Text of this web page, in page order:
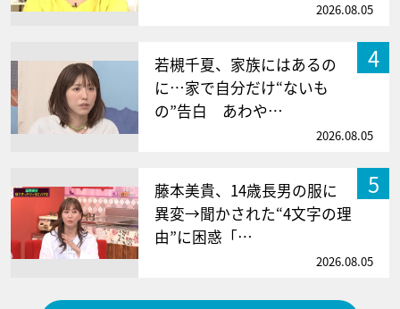
2026.08.05
4
若槻千夏、家族にはあるの
に…家で自分だけ“ないも
の”告白 あわや…
2026.08.05
5
藤本美貴、14歳長男の服に
異変→聞かされた“4文字の理
由”に困惑「…
2026.08.05